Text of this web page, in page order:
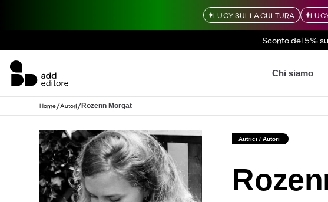
LUCY SULLA CULTURA
Sconto del 5%
Chi siamo
Home/Autori/Rozenn Morgat
Autrici / Autori